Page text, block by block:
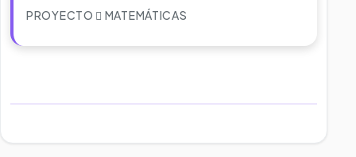
PROYECTO MATEMÁTICAS